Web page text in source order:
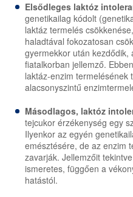
Elsődleges laktóz
genetikailag kódolt
laktáz termelés
haladtával fokozatosan
gyermekkor után kezdődik,
fiatalkorban jellemző.
laktáz-enzim termelésének
alacsonyszintű
Másodlagos, laktóz
tejcukor érzékenység egy
Ilyenkor az egyén
emésztésére, de az enzim
zavarják. Jellemzőit
ismeretes, függően a
hatástól.